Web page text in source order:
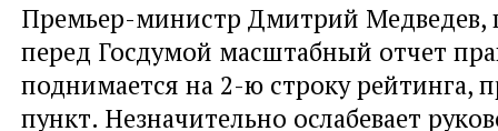
Премьер-министр Дмитрий Медведев,
перед Госдумой масштабный отчет
поднимается на 2-ю строку рейтинга,
пункт. Незначительно ослабевает